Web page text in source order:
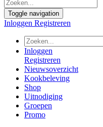
Toggle navigation
Inloggen Registreren
Inloggen
Registreren
Nieuwsoverzicht
Kookbeleving
Shop
Uitnodiging
Groepen
Promo